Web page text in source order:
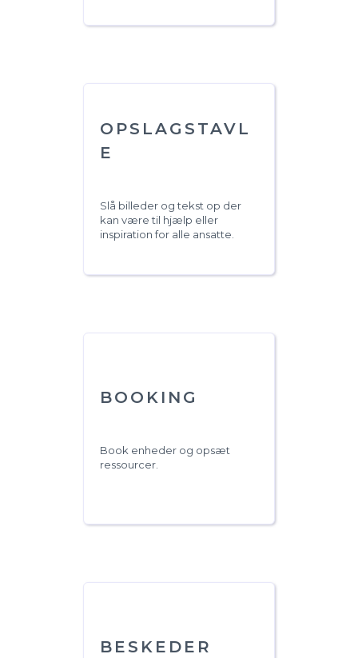
OPSLAGSTAVL
E
Slå billeder og tekst op der
kan være til hjælp eller
inspiration for alle ansatte.
BOOKING
Book enheder og opsæt
ressourcer.
BESKEDER